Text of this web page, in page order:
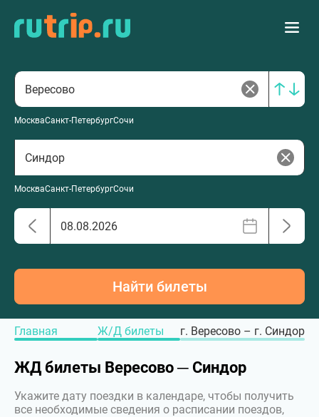
МоскваСанкт-ПетербургСочи
МоскваСанкт-ПетербургСочи
Найти билеты
Главная Ж/Д билеты г. Вересово – г. Синдор
ЖД билеты Вересово ─ Синдор
Укажите дату поездки в календаре, чтобы получить
все необходимые сведения о расписании поездов,